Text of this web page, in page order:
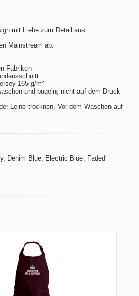
mit Liebe zum Detail aus.
Mainstream ab.
Fabriken
165 g/m²
und bügeln, nicht auf dem Druck
Leine trocknen. Vor dem Waschen auf
Denim Blue, Electric Blue, Faded